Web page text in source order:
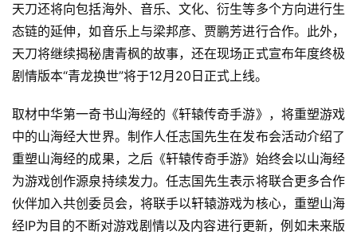
上
海
站
中
文
(
中
国
)
天刀还将向包括海外、音乐、文化、衍生等多个方向进行生
态链的延伸，如音乐上与梁邦彦、贾鹏芳进行合作。此外，
天刀将继续揭秘唐青枫的故事，还在现场正式宣布年度终极
剧情版本“青龙换世”将于12月20日正式上线。
取材中华第一奇书山海经的《轩辕传奇手游》，将重塑游戏
中的山海经大世界。制作人任志国先生在发布会活动介绍了
重塑山海经的成果，之后《轩辕传奇手游》始终会以山海经
为游戏创作源泉持续发力。任志国先生表示将联合更多合作
伙伴加入共创委员会，将联手以轩辕游戏为核心，重塑山海
经IP为目的不断对游戏剧情以及内容进行更新，例如未来版